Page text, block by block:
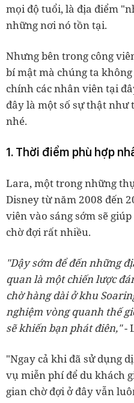
mọi độ tuổi, là địa điểm
những nơi nó tồn tại.
Nhưng bên trong công
bí mật mà chúng ta
chính các nhân viên tại
đây là một số sự thật
nhé.
1. Thời điểm phù hợp
Lara, một trong những
Disney từ năm 2008 đến
viên vào sáng sớm sẽ
chờ đợi rất nhiều.
"Dậy sớm để đến những
quan là một chiến lược
chờ hàng dài ở khu
nghiệm vòng quanh thế
sẽ khiến bạn phát điên,"-
"Ngay cả khi đã sử dụng
vụ miễn phí để du khách
gian chờ đợi ở đây vẫn